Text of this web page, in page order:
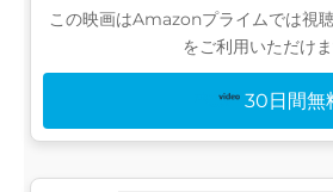
この映画はAmazonプライムでは視
をご利用いただけ
30日間無